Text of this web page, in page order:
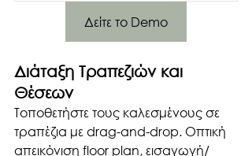
Δείτε το Demo
Διάταξη Τραπεζιών και
Θέσεων
Τοποθετήστε τους καλεσμένους σε
τραπέζια με drag-and-drop. Οπτική
απεικόνιση floor plan, εισαγωγή/